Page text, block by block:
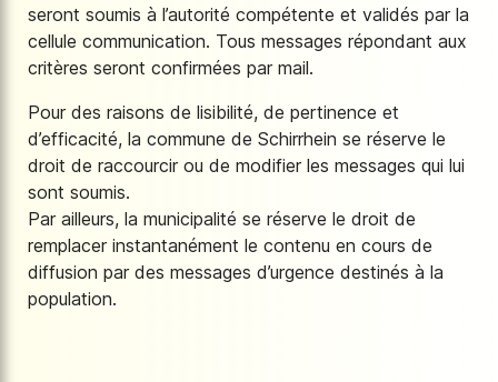
seront soumis à l’autorité compétente et validés par la
cellule communication. Tous messages répondant aux
critères seront confirmées par mail.
Pour des raisons de lisibilité, de pertinence et
d’efficacité, la commune de Schirrhein se réserve le
droit de raccourcir ou de modifier les messages qui lui
sont soumis.
Par ailleurs, la municipalité se réserve le droit de
remplacer instantanément le contenu en cours de
diffusion par des messages d’urgence destinés à la
population.